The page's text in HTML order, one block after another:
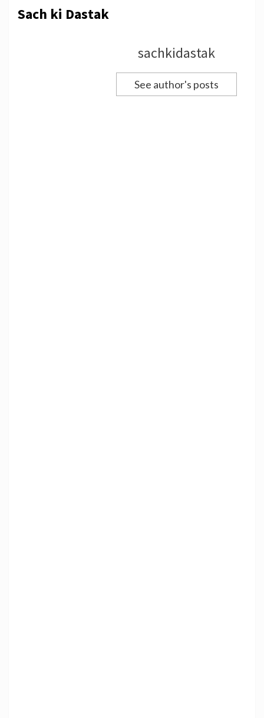
Sach ki Dastak
sachkidastak
See author's posts